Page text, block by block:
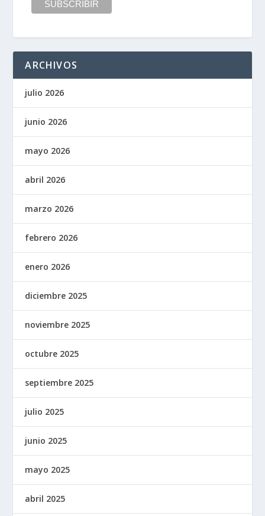
ARCHIVOS
julio 2026
junio 2026
mayo 2026
abril 2026
marzo 2026
febrero 2026
enero 2026
diciembre 2025
noviembre 2025
octubre 2025
septiembre 2025
julio 2025
junio 2025
mayo 2025
abril 2025